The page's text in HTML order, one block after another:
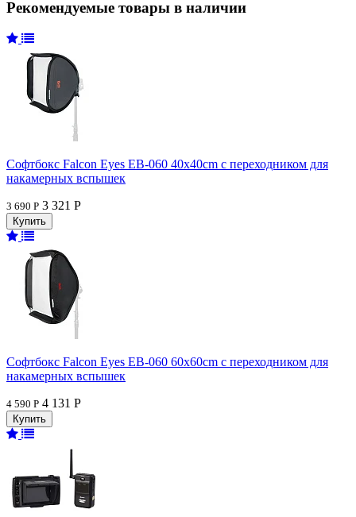
Рекомендуемые товары в наличии
Софтбокс Falcon Eyes EB-060 40x40cm с переходником для
накамерных вспышек
3 690 Р 3 321 Р
Софтбокс Falcon Eyes EB-060 60x60cm с переходником для
накамерных вспышек
4 590 Р 4 131 Р